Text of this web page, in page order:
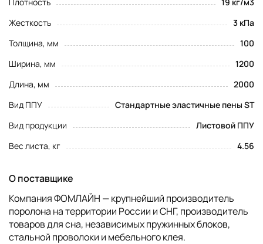
Жесткость
3 кПа
Толщина, мм
100
Ширина, мм
1200
Длина, мм
2000
Вид ППУ
Стандартные эластичные пены ST
Вид продукции
Листовой ППУ
Вес листа, кг
4.56
О поставщике
Компания ФОМЛАЙН — крупнейший производитель
поролона на территории России и СНГ, производитель
товаров для сна, независимых пружинных блоков,
стальной проволоки и мебельного клея.